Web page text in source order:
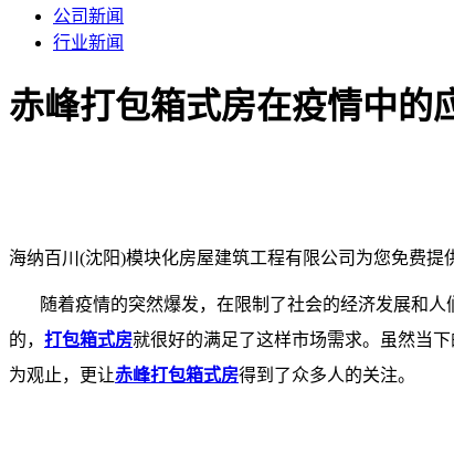
公司新闻
行业新闻
赤峰打包箱式房在疫情中的
海纳百川(沈阳)模块化房屋建筑工程有限公司为您免费提
随着疫情的突然爆发，在限制了社会的经济发展和人
的， 打包箱式房就很好的满足了这样市场需求。虽然当
为观止，更让赤峰打包箱式房得到了众多人的关注。